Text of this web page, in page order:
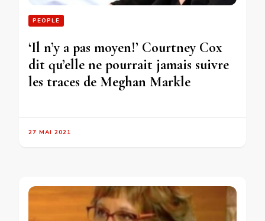
PEOPLE
‘Il n’y a pas moyen!’ Courtney Cox
dit qu’elle ne pourrait jamais suivre
les traces de Meghan Markle
27 MAI 2021